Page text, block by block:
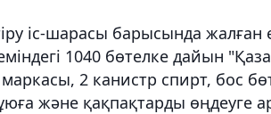
іс-шарасы барысында
1040 бөтелке дайын
2 канистр спирт, бос
және қақпақтарды өңдеуге